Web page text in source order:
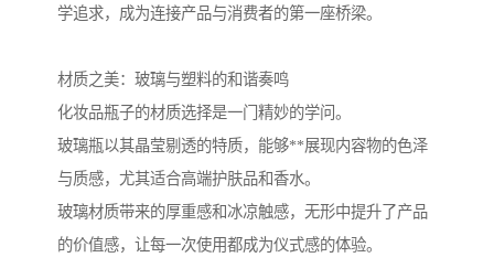
学追求，成为连接产品与消费者的第一座桥梁。
材质之美：玻璃与塑料的和谐奏鸣
化妆品瓶子的材质选择是一门精妙的学问。
玻璃瓶以其晶莹剔透的特质，能够**展现内容物的色泽
与质感，尤其适合高端护肤品和香水。
玻璃材质带来的厚重感和冰凉触感，无形中提升了产品
的价值感，让每一次使用都成为仪式感的体验。